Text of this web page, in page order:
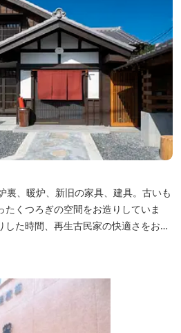
裏、暖炉、新旧の家具、建具。古いも
くつろぎの空間をお造りしていま
た時間、再生古民家の快適さをお楽
10：00まで 【御利用